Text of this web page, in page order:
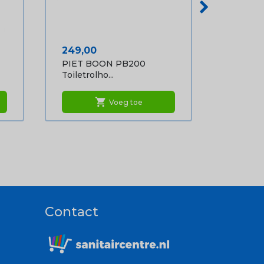
Prijs
249,00
PIET BOON PB200
Toiletrolho...
shopping_cart Voeg toe
Contact